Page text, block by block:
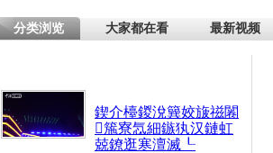
分类浏览 大家都在看 最新视频
鍥介檯鍐涗簨姣旇禌闂
箷寮忥細鏃犱汉鏈虹
兢鐐逛寒澶滅┖